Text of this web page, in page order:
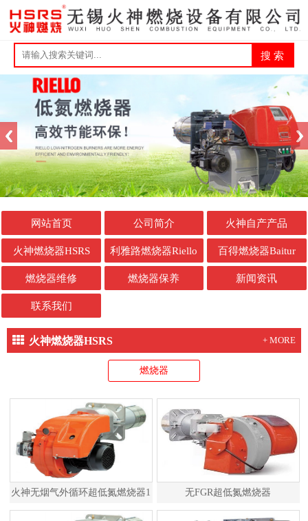
网站首页 公司简介 火神自产产品
火神燃烧器HSRS 利雅路燃烧器Riello 百得燃烧器Baitur
燃烧器维修 燃烧器保养 新闻资讯
联系我们
火神燃烧器HSRS + MORE
燃烧器
火神无烟气外循环超低氮燃烧器1 无FGR超低氮燃烧器